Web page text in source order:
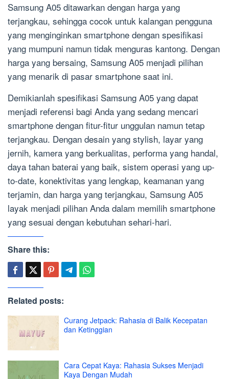
Samsung A05 ditawarkan dengan harga yang
terjangkau, sehingga cocok untuk kalangan pengguna
yang menginginkan smartphone dengan spesifikasi
yang mumpuni namun tidak menguras kantong. Dengan
harga yang bersaing, Samsung A05 menjadi pilihan
yang menarik di pasar smartphone saat ini.
Demikianlah spesifikasi Samsung A05 yang dapat
menjadi referensi bagi Anda yang sedang mencari
smartphone dengan fitur-fitur unggulan namun tetap
terjangkau. Dengan desain yang stylish, layar yang
jernih, kamera yang berkualitas, performa yang handal,
daya tahan baterai yang baik, sistem operasi yang up-
to-date, konektivitas yang lengkap, keamanan yang
terjamin, dan harga yang terjangkau, Samsung A05
layak menjadi pilihan Anda dalam memilih smartphone
yang sesuai dengan kebutuhan sehari-hari.
Share this:
Related posts:
Curang Jetpack: Rahasia di Balik Kecepatan
dan Ketinggian
Cara Cepat Kaya: Rahasia Sukses Menjadi
Kaya Dengan Mudah